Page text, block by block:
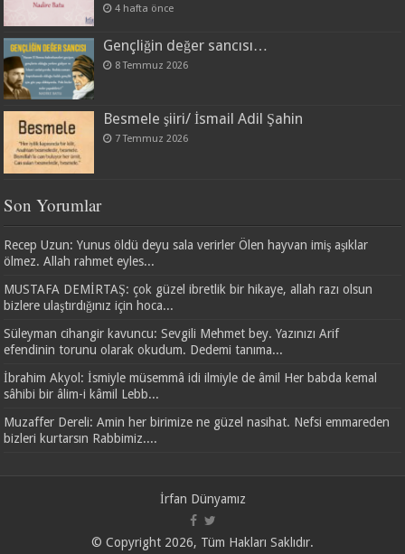
4 hafta önce
Gençliğin değer sancısı…
8 Temmuz 2026
Besmele şiiri/ İsmail Adil Şahin
7 Temmuz 2026
Son Yorumlar
Recep Uzun: Yunus öldü deyu sala verirler Ölen hayvan imiş aşıklar
ölmez. Allah rahmet eyles...
MUSTAFA DEMİRTAŞ: çok güzel ibretlik bir hikaye, allah razı olsun
bizlere ulaştırdığınız için hoca...
Süleyman cihangir kavuncu: Sevgili Mehmet bey. Yazınızı Arif
efendinin torunu olarak okudum. Dedemi tanıma...
İbrahim Akyol: İsmiyle müsemmâ idi ilmiyle de âmil Her babda kemal
sâhibi bir âlim-i kâmil Lebb...
Muzaffer Dereli: Amin her birimize ne güzel nasihat. Nefsi emmareden
bizleri kurtarsın Rabbimiz....
İrfan Dünyamız
© Copyright 2026, Tüm Hakları Saklıdır.